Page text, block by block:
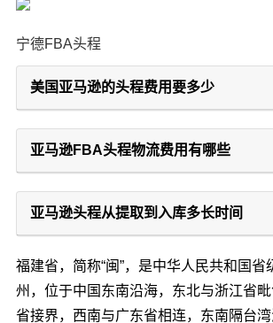
宁德FBA头程
美国亚马逊的头程费用要多少
亚马逊FBA头程物流费用有哪些
亚马逊头程从提取到入库多长时间
福建省，简称“闽”，是中华人民共和国省
州，位于中国东南沿海，东北与浙江省
省接界，西南与广东省相连，东南隔台